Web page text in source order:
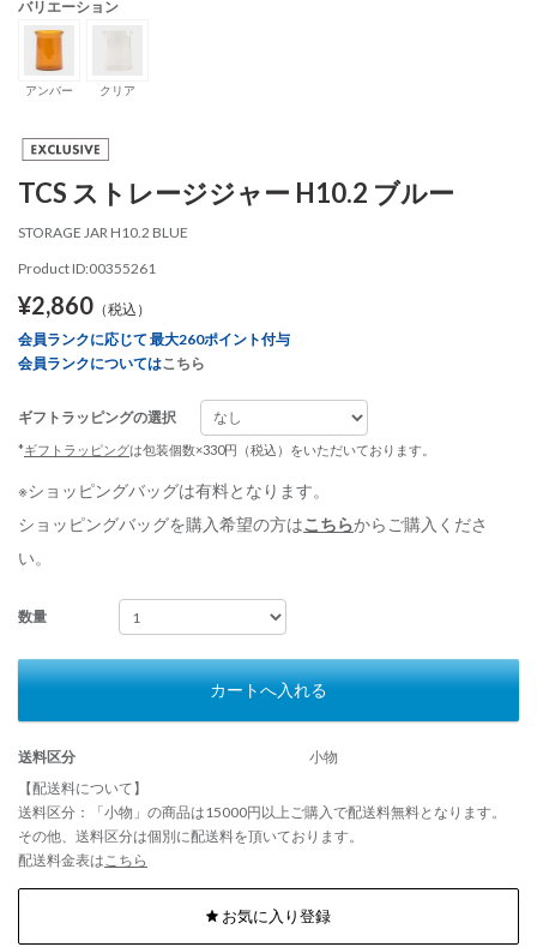
バリエーション
アンバー クリア
TCS ストレージジャー H10.2 ブルー
STORAGE JAR H10.2 BLUE
Product ID:00355261
¥2,860 （税込）
会員ランクに応じて 最大260ポイント付与
会員ランクについてはこちら
ギフトラッピングの選択
*ギフトラッピングは包装個数×330円（税込）をいただいております。
※ショッピングバッグは有料となります。
ショッピングバッグを購入希望の方はこちらからご購入くださ
い。
数量
カートへ入れる
送料区分
小物
【配送料について】
送料区分：「小物」の商品は15000円以上ご購入で配送料無料となります。
その他、送料区分は個別に配送料を頂いております。
配送料金表はこちら
お気に入り登録